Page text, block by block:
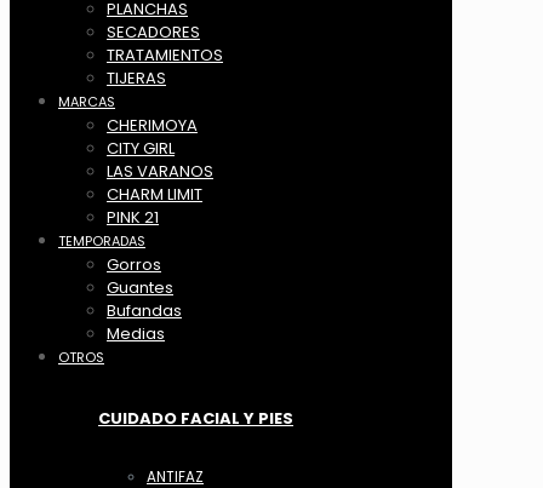
PLANCHAS
SECADORES
TRATAMIENTOS
TIJERAS
MARCAS
CHERIMOYA
CITY GIRL
LAS VARANOS
CHARM LIMIT
PINK 21
TEMPORADAS
Gorros
Guantes
Bufandas
Medias
OTROS
CUIDADO FACIAL Y PIES
ANTIFAZ